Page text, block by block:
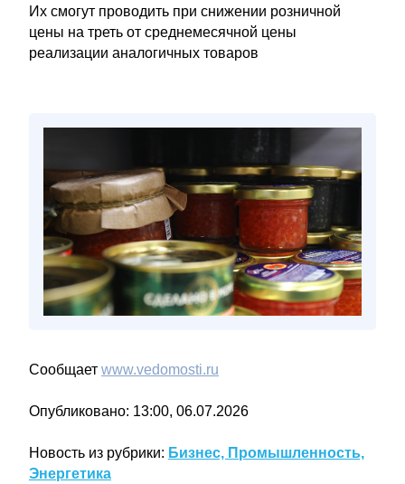
Их смогут проводить при снижении розничной
цены на треть от среднемесячной цены
реализации аналогичных товаров
Сообщает www.vedomosti.ru
Опубликовано: 13:00, 06.07.2026
Новость из рубрики: Бизнес, Промышленность,
Энергетика